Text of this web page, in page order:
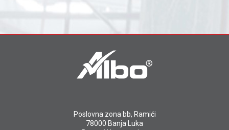
Poslovna zona bb, Ramići
78000 Banja Luka